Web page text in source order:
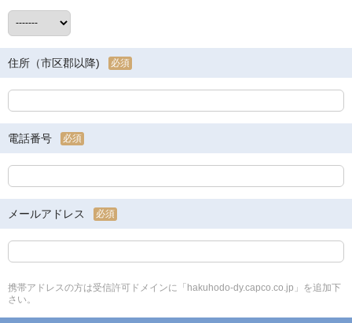
住所（市区郡以降) 必須
電話番号 必須
メールアドレス 必須
携帯アドレスの方は受信許可ドメインに「hakuhodo-dy.capco.co.jp」を追加下
さい。